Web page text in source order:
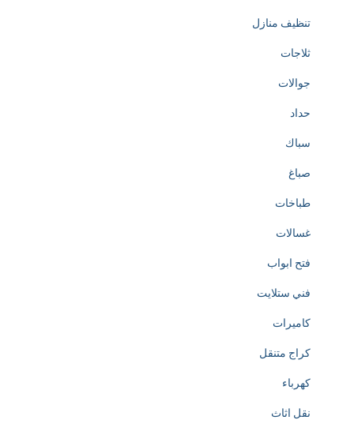
تنظيف منازل
ثلاجات
جوالات
حداد
سباك
صباغ
طباخات
غسالات
فتح ابواب
فني ستلايت
كاميرات
كراج متنقل
كهرباء
نقل اثاث